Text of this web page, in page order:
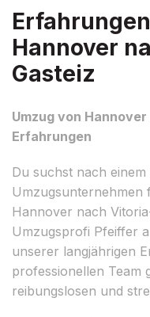
Hannover
Gasteiz
Umzug von
Erfahrungen
Du suchst nach
Umzugsunternehmen
Hannover nach
Umzugsprofi Pfeiffer
unserer langjährigen
professionellen Team
reibungslosen und